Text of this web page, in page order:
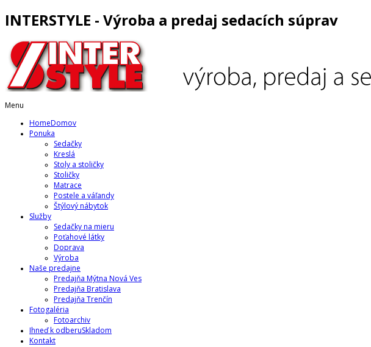
INTERSTYLE - Výroba a predaj sedacích súprav
Menu
HomeDomov
Ponuka
Sedačky
Kreslá
Stoly a stoličky
Stoličky
Matrace
Postele a váľandy
Štýlový nábytok
Služby
Sedačky na mieru
Poťahové látky
Doprava
Výroba
Naše predajne
Predajňa Mýtna Nová Ves
Predajňa Bratislava
Predajňa Trenčín
Fotogaléria
Fotoarchiv
Ihneď k odberuSkladom
Kontakt